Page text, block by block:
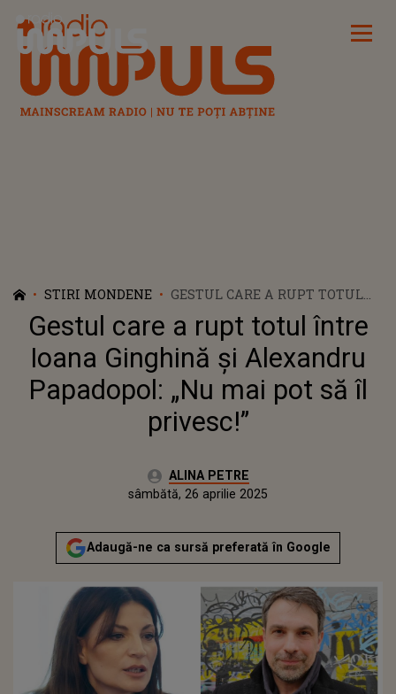
Radio Impuls
STIRI MONDENE
GESTUL CARE A RUPT TOTUL
ÎNTRE IOANA GINGHINĂ ȘI
ALEXANDRU PAPADOPOL: „NU
MAI POT SĂ ÎL PRIVESC!”
Gestul care a rupt totul între
Ioana Ginghină și Alexandru
Papadopol: „Nu mai pot să îl
privesc!”
Autor:ALINA PETRE
Publicat:
sâmbătă, 26 aprilie 2025
Adaugă-ne ca sursă preferată în Google